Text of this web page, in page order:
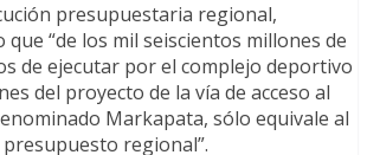
presupuestaria regional,
“de los mil seiscientos millones de
de ejecutar por el complejo deportivo
del proyecto de la vía de acceso al
Markapata, sólo equivale al
regional”.